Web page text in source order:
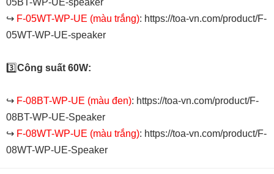
05BT-WP-UE-speaker
↪️ F-05WT-WP-UE (màu trắng): https://toa-vn.com/product/F-
05WT-WP-UE-speaker
3️⃣Công suất 60W:
↪️ F-08BT-WP-UE (màu đen): https://toa-vn.com/product/F-
08BT-WP-UE-Speaker
↪️ F-08WT-WP-UE (màu trắng): https://toa-vn.com/product/F-
08WT-WP-UE-Speaker